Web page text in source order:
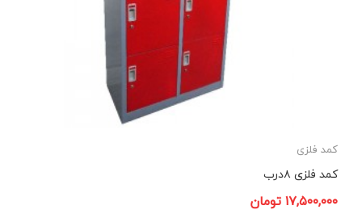
کمد فلزی
کمد فلزی ۸درب
۱۷,۵۰۰,۰۰۰تومان